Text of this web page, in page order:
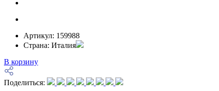
Артикул: 159988
Страна: Италия
В корзину
Поделиться: